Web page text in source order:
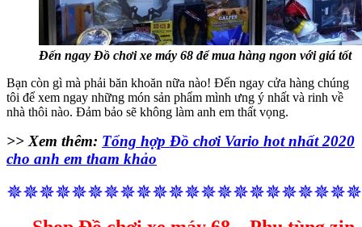
Đến ngay Đồ chơi xe máy 68 để mua hàng ngon với giá tốt
Bạn còn gì mà phải băn khoăn nữa nào! Đến ngay cửa hàng chúng
tôi để xem ngay những món sản phẩm mình ưng ý nhất và rinh về
nhà thôi nào. Đảm bảo sẽ không làm anh em thất vọng.
>> Xem thêm: Tổng hợp Đồ chơi Vario hot nhất 2020
cho anh em tham khảo